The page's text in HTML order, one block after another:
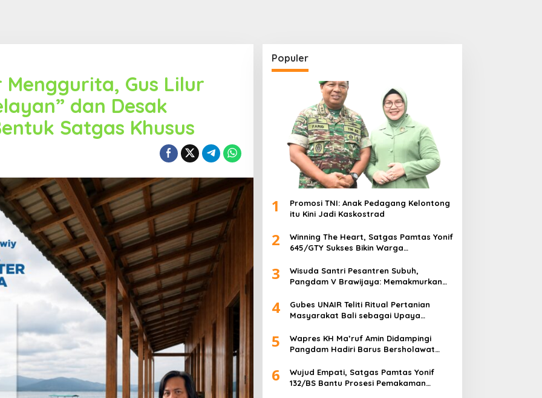
Gus Lilur
dan Desak
Satgas Khusus
Populer
1
Promosi TNI: Anak Pedagang Kelontong
itu Kini Jadi Kaskostrad
2
Winning The Heart, Satgas Pamtas Yonif
645/GTY Sukses Bikin Warga
3
Wisuda Santri Pesantren Subuh,
Pangdam V Brawijaya: Memakmurkan
4
Gubes UNAIR Teliti Ritual Pertanian
Masyarakat Bali sebagai Upaya
5
Wapres KH Ma’ruf Amin Didampingi
Pangdam Hadiri Barus Bersholawat
6
Wujud Empati, Satgas Pamtas Yonif
132/BS Bantu Prosesi Pemakaman